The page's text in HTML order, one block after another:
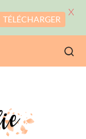
TÉLÉCHARGER
X